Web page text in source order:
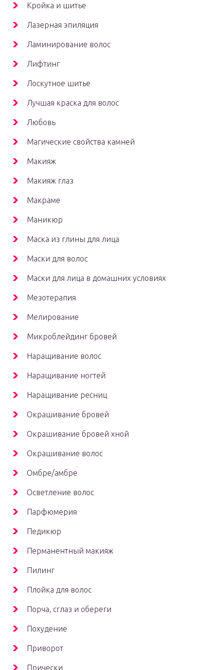
Кройка и шитье
Лазерная эпиляция
Ламинирование волос
Лифтинг
Лоскутное шитье
Лучшая краска для волос
Любовь
Магические свойства камней
Макияж
Макияж глаз
Макраме
Маникюр
Маска из глины для лица
Маски для волос
Маски для лица в домашних условиях
Мезотерапия
Мелирование
Микроблейдинг бровей
Наращивание волос
Наращивание ногтей
Наращивание ресниц
Окрашивание бровей
Окрашивание бровей хной
Окрашивание волос
Омбре/амбре
Осветление волос
Парфюмерия
Педикюр
Перманентный макияж
Пилинг
Плойка для волос
Порча, сглаз и обереги
Похудение
Приворот
Прически